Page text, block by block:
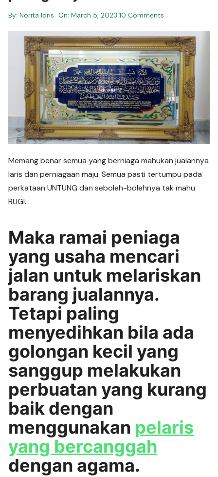
By: Norita Idris On:March 5, 2023 10 Comments
Memang benar semua yang berniaga mahukan jualannya
laris dan perniagaan maju. Semua pasti tertumpu pada
perkataan UNTUNG dan seboleh-bolehnya tak mahu
RUGI.
Maka ramai peniaga
yang usaha mencari
jalan untuk melariskan
barang jualannya.
Tetapi paling
menyedihkan bila ada
golongan kecil yang
sanggup melakukan
perbuatan yang kurang
baik dengan
menggunakan pelaris
yang bercanggah
dengan agama.